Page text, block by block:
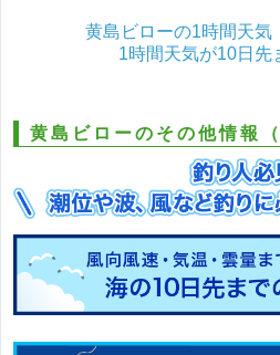
黄島ビローの1時間天気
1時間天気が10日先
黄島ビローのその他情報